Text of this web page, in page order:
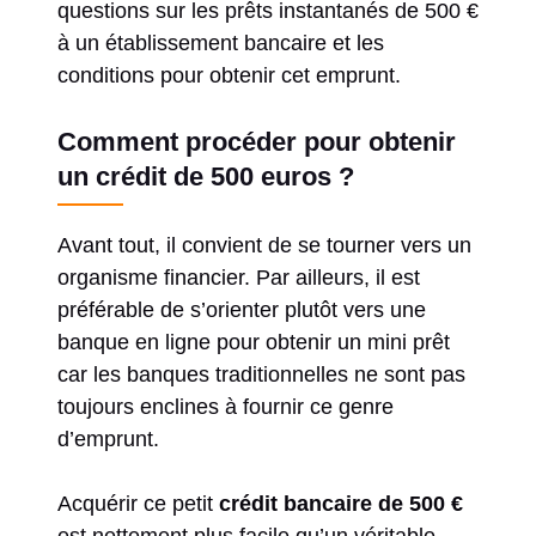
questions sur les prêts instantanés de 500 €
à un établissement bancaire et les
conditions pour obtenir cet emprunt.
Comment procéder pour obtenir
un crédit de 500 euros ?
Avant tout, il convient de se tourner vers un
organisme financier. Par ailleurs, il est
préférable de s’orienter plutôt vers une
banque en ligne pour obtenir un mini prêt
car les banques traditionnelles ne sont pas
toujours enclines à fournir ce genre
d’emprunt.
Acquérir ce petit crédit bancaire de 500 €